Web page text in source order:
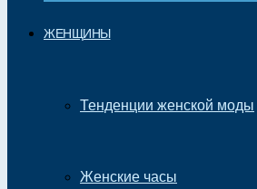
ЖЕНЩИНЫ
Тенденции женской моды
Женские часы